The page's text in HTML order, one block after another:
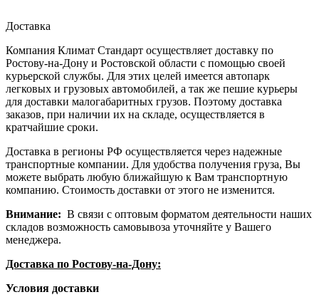
Доставка
Компания Климат Стандарт осуществляет доставку по
Ростову-на-Дону и Ростовской области с помощью своей
курьерской службы. Для этих целей имеется автопарк
легковых и грузовых автомобилей, а так же пешие курьеры
для доставки малогабаритных грузов. Поэтому доставка
заказов, при наличии их на складе, осуществляется в
кратчайшие сроки.
Доставка в регионы РФ осуществляется через надежные
транспортные компании. Для удобства получения груза, Вы
можете выбрать любую ближайшую к Вам транспортную
компанию. Стоимость доставки от этого не изменится.
Внимание: В связи с оптовым форматом деятельности наших
складов возможность самовывоза уточняйте у Вашего
менеджера.
Доставка по Ростову-на-Дону:
Условия доставки